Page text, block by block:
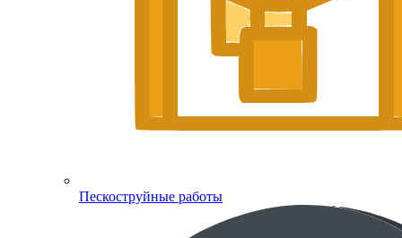
Пескоструйные работы